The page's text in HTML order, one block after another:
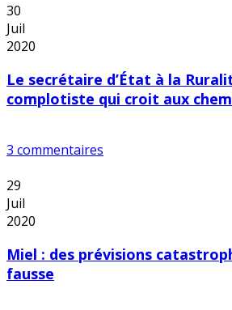
30
Juil
2020
Le secrétaire d’État à la
complotiste qui croit aux
3 commentaires
29
Juil
2020
Miel : des prévisions
fausse